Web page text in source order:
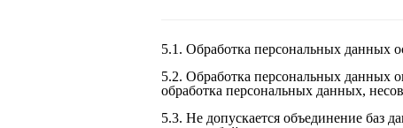
5.1. Обработка персональных данных
5.2. Обработка персональных данных
обработка персональных данных,
5.3. Не допускается объединение баз